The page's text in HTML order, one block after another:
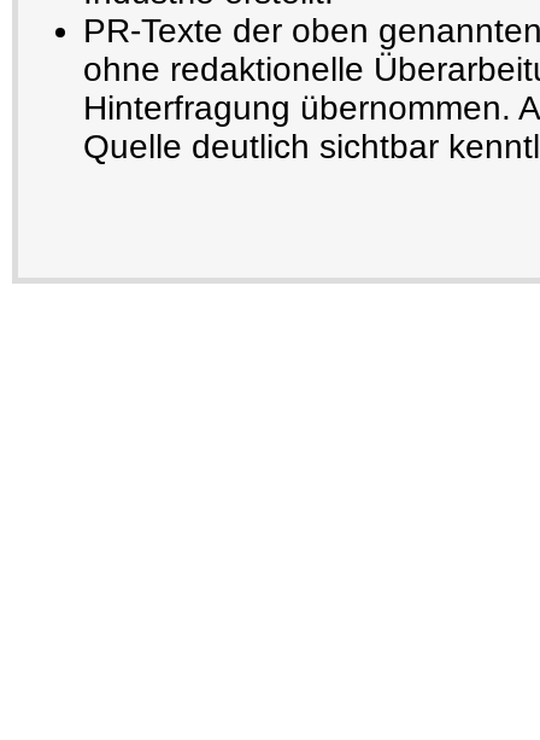
PR-Texte der oben
ohne redaktionelle
Hinterfragung übernommen.
Quelle deutlich sichtbar